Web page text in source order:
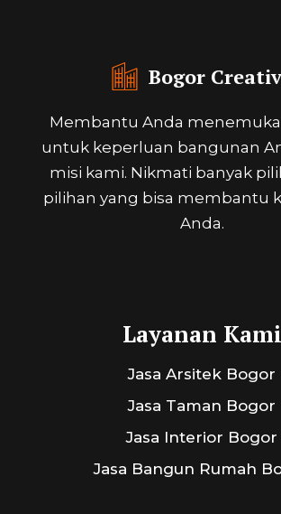
Bogor
Membantu Anda
untuk keperluan bangunan
misi kami. Nikmati banyak
pilihan yang bisa membantu
Anda.
Layanan Kami
Jasa Arsitek Bogor
Jasa Taman Bogor
Jasa Interior Bogor
Jasa Bangun Rumah